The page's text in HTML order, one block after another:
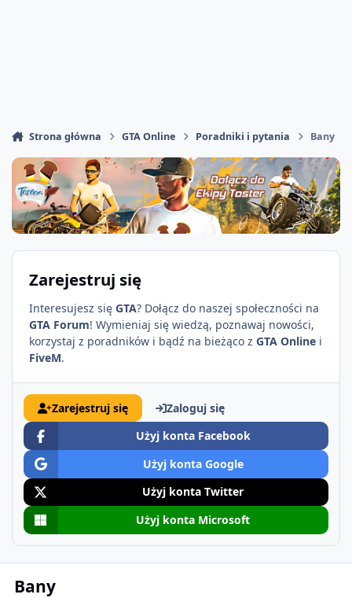
Strona główna GTA Online Poradniki i pytania Bany
Zarejestruj się
Interesujesz się GTA? Dołącz do naszej społeczności na
GTA Forum! Wymieniaj się wiedzą, poznawaj nowości,
korzystaj z poradników i bądź na bieżąco z GTA Online i
FiveM.
Zarejestruj się
Zaloguj się
Użyj konta Facebook
Użyj konta Google
Użyj konta Twitter
Użyj konta Microsoft
Bany